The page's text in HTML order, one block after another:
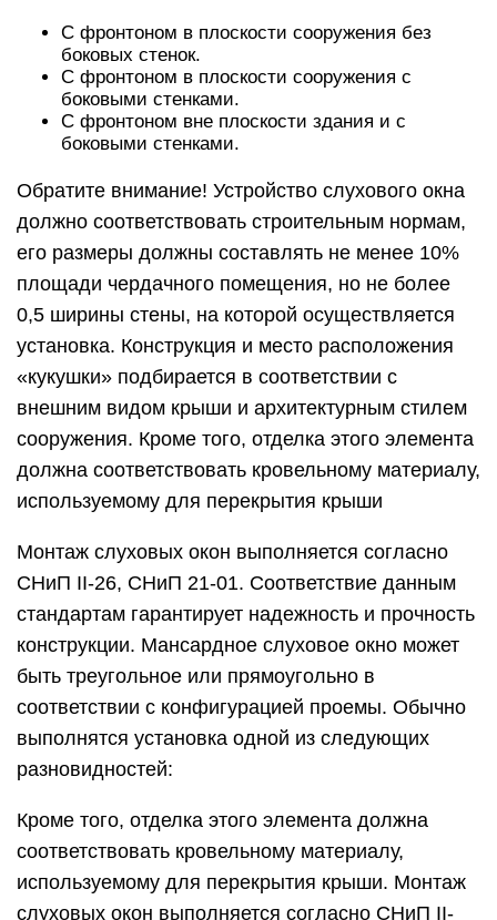
С фронтоном в плоскости сооружения без
боковых стенок.
С фронтоном в плоскости сооружения с
боковыми стенками.
С фронтоном вне плоскости здания и с
боковыми стенками.
Обратите внимание! Устройство слухового окна
должно соответствовать строительным нормам,
его размеры должны составлять не менее 10%
площади чердачного помещения, но не более
0,5 ширины стены, на которой осуществляется
установка. Конструкция и место расположения
«кукушки» подбирается в соответствии с
внешним видом крыши и архитектурным стилем
сооружения. Кроме того, отделка этого элемента
должна соответствовать кровельному материалу,
используемому для перекрытия крыши
Монтаж слуховых окон выполняется согласно
СНиП II-26, СНиП 21-01. Соответствие данным
стандартам гарантирует надежность и прочность
конструкции. Мансардное слуховое окно может
быть треугольное или прямоугольно в
соответствии с конфигурацией проемы. Обычно
выполнятся установка одной из следующих
разновидностей:
Кроме того, отделка этого элемента должна
соответствовать кровельному материалу,
используемому для перекрытия крыши. Монтаж
слуховых окон выполняется согласно СНиП II-